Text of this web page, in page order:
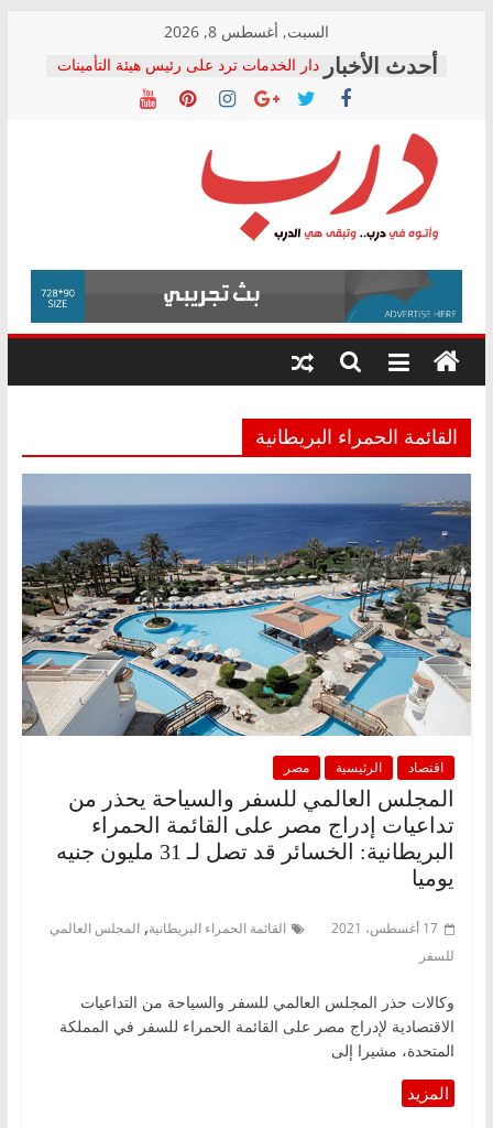
content
السبت, أغسطس 8, 2026
دار الخدمات ترد على رئيس هيئة التأمينات
بعد مؤتمره الصحفي: إنكار الأزمة لا ينهي
معاناة أصحاب المعاشات.. ونطالب بكشف
فرحات سليمان يكتب: القطاع الصحي إلى
أين؟
حزب التحالف الشعبي يطلق لجنة “الحق
في الصحة” بالإسكندرية لرصد الانتهاكات
ودعم المرضى
الوزاري لمدينة الصحفيين.. وانتهاء أعمال
إنشاء المبنى الإداري
المجلس القومي لحقوق الإنسان يعلن
متابعة قضية الدكتور محمد زهران.. ويؤكد:
قرينة البراءة وضمانات المحاكمة العادلة
درب
وأتوه
درب..
وتبقى
هي
القائمة الحمراء البريطانية
اقتصاد الرئيسية مصر
المجلس العالمي للسفر والسياحة يحذر من
تداعيات إدراج مصر على القائمة الحمراء
البريطانية: الخسائر قد تصل لـ 31 مليون جنيه
يوميا
17 أغسطس، 2021 القائمة الحمراء البريطانية, المجلس العالمي
للسفر
وكالات حذر المجلس العالمي للسفر والسياحة من التداعيات
الاقتصادية لإدراج مصر على القائمة الحمراء للسفر في المملكة
المتحدة، مشيرا إلى